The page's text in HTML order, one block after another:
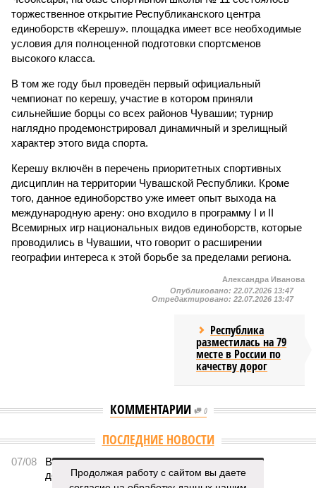
торжественное открытие Республиканского центра
единоборств «Керешу». площадка имеет все необходимые
условия для полноценной подготовки спортсменов
высокого класса.
В том же году был проведён первый официальный
чемпионат по керешу, участие в котором приняли
сильнейшие борцы со всех районов Чувашии; турнир
наглядно продемонстрировал динамичный и зрелищный
характер этого вида спорта.
Керешу включён в перечень приоритетных спортивных
дисциплин на территории Чувашской Республики. Кроме
того, данное единоборство уже имеет опыт выхода на
международную арену: оно входило в программу I и II
Всемирных игр национальных видов единоборств, которые
проводились в Чувашии, что говорит о расширении
географии интереса к этой борьбе за пределами региона.
Александра Иванова
Опубликовано: 22.07.2026 13:47
Отредактировано: 22.07.2026 13:47
Республика
разместилась на 79
месте в России по
качеству дорог
КОММЕНТАРИИ 0
ПОСЛЕДНИЕ НОВОСТИ
07/08
В Чебоксарах в ближайшие годы не будут
достраивать спуск к заливу
Продолжая работу с сайтом вы даете